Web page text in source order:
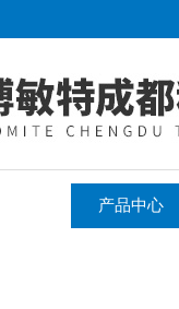
产品中心